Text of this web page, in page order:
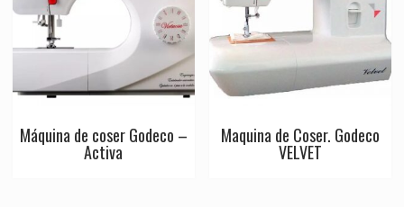
Máquina de coser Godeco –
Activa
Maquina de Coser. Godeco
VELVET